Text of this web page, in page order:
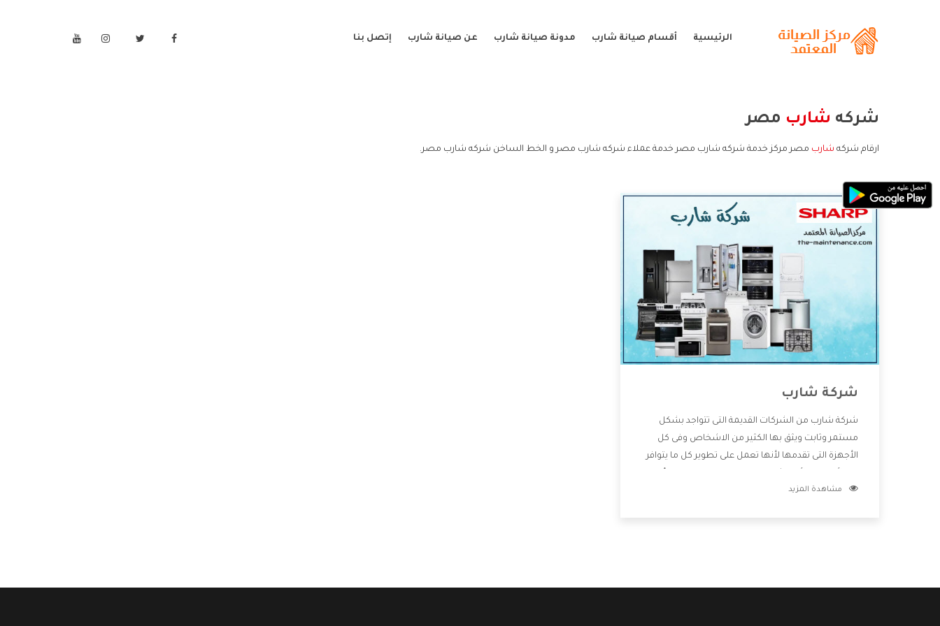
الرئيسية أقسام صيانة شارب مدونة صيانة شارب عن صيانة شارب إتصل بنا
شركه شارب مصر
ارقام شركه شارب مصر مركز خدمة شركه شارب مصر خدمة عملاء شركه شارب مصر و الخط الساخن شركه شارب مصر.
شركة شارب
شركة شارب من الشركات القديمة التى تتواجد بشكل
مستمر وثابت ويثق بها الكثير من الاشخاص وفى كل
الأجهزة التى تقدمها لأنها تعمل على تطوير كل ما يتوافر
خدمات ما بعد البيع مع المنتجات وتقدم للعملاء أقوى
مشاهدة المزيد